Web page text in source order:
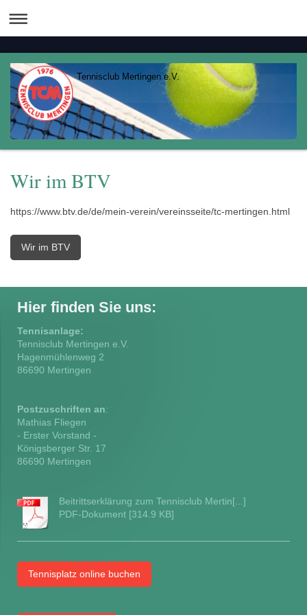
Tennisclub Mertingen e.V.
Wir im BTV
https://www.btv.de/de/mein-verein/vereinsseite/tc-mertingen.html
Wir im BTV
Hier finden Sie uns:
Tennisanlage:
Tennisclub Mertingen e.V.
Hagenmühlenweg 2
86690 Mertingen
Postzuschriften an:
Mathias Fliegen
- Erster Vorstand -
Königsberger Str. 17
86690 Mertingen
Beitrittserklärung zum Tennisclub Mertin[...]
PDF-Dokument [314.9 KB]
Tennisplatz online buchen